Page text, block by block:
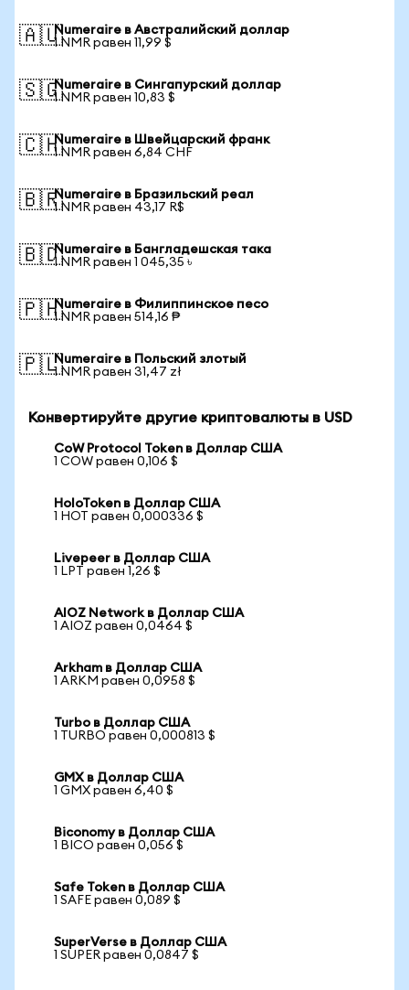
🇦🇺Numeraire в Австралийский доллар
1 NMR равен 11,99 $
🇸🇬Numeraire в Сингапурский доллар
1 NMR равен 10,83 $
🇨🇭Numeraire в Швейцарский франк
1 NMR равен 6,84 CHF
🇧🇷Numeraire в Бразильский реал
1 NMR равен 43,17 R$
🇧🇩Numeraire в Бангладешская така
1 NMR равен 1 045,35 ৳
🇵🇭Numeraire в Филиппинское песо
1 NMR равен 514,16 ₱
🇵🇱Numeraire в Польский злотый
1 NMR равен 31,47 zł
Конвертируйте другие криптовалюты в USD
CoW Protocol Token в Доллар США
1 COW равен 0,106 $
HoloToken в Доллар США
1 HOT равен 0,000336 $
Livepeer в Доллар США
1 LPT равен 1,26 $
AIOZ Network в Доллар США
1 AIOZ равен 0,0464 $
Arkham в Доллар США
1 ARKM равен 0,0958 $
Turbo в Доллар США
1 TURBO равен 0,000813 $
GMX в Доллар США
1 GMX равен 6,40 $
Biconomy в Доллар США
1 BICO равен 0,056 $
Safe Token в Доллар США
1 SAFE равен 0,089 $
SuperVerse в Доллар США
1 SUPER равен 0,0847 $